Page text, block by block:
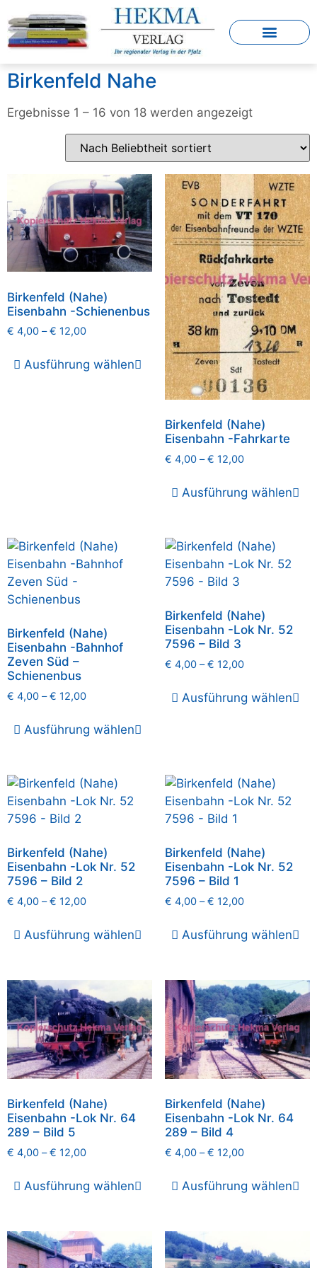
Birkenfeld Nahe
Ergebnisse 1 – 16 von 18 werden angezeigt
Birkenfeld (Nahe)
Eisenbahn -Schienenbus
€ 4,00 –€ 12,00
Ausführung wählen
Birkenfeld (Nahe)
Eisenbahn -Fahrkarte
€ 4,00–€ 12,00
Ausführung wählen
Birkenfeld (Nahe)
Eisenbahn -Bahnhof
Zeven Süd –
Schienenbus
€ 4,00 –€ 12,00
Ausführung wählen
Birkenfeld (Nahe)
Eisenbahn -Lok Nr. 52
7596 – Bild 3
€ 4,00–€ 12,00
Ausführung wählen
Birkenfeld (Nahe)
Eisenbahn -Lok Nr. 52
7596 – Bild 2
€ 4,00 –€ 12,00
Ausführung wählen
Birkenfeld (Nahe)
Eisenbahn -Lok Nr. 52
7596 – Bild 1
€ 4,00–€ 12,00
Ausführung wählen
Birkenfeld (Nahe)
Eisenbahn -Lok Nr. 64
289 – Bild 5
€ 4,00 –€ 12,00
Ausführung wählen
Birkenfeld (Nahe)
Eisenbahn -Lok Nr. 64
289 – Bild 4
€ 4,00–€ 12,00
Ausführung wählen